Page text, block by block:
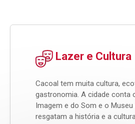
Lazer e Cultura
Cacoal tem muita cultura,
gastronomia. A cidade conta
Imagem e do Som e o Museu
resgatam a história e a